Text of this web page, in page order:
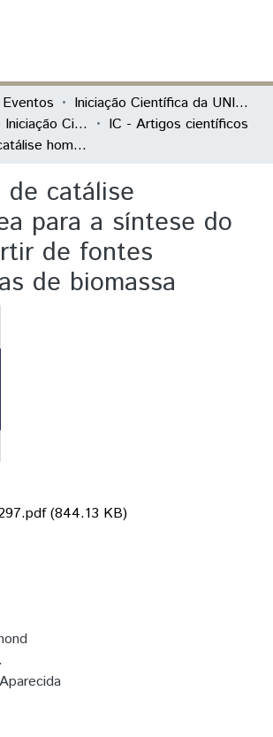
Iniciação Científica da UNILA (IC)
V Encontro de Iniciação Científica e I Encontro Anual de Iniciação ao Desenvolvimento Tecnológico e Inovação
IC - Artigos científicos
Utilização de catálise homogênea para a síntese do HMF a partir de fontes alternativas de biomassa
de catálise
para a síntese do
de fontes
de biomassa
(844.13 KB)